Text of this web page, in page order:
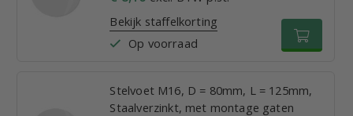
Bekijk staffelkorting
Op voorraad
Stelvoet M16, D = 80mm, L = 125mm,
Staalverzinkt, met montage gaten